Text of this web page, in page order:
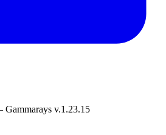
Gammarays v.1.23.15